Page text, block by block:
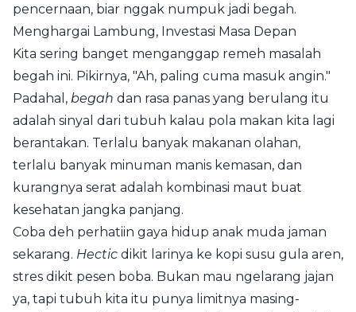
pencernaan, biar nggak numpuk jadi begah.
Menghargai Lambung, Investasi Masa Depan
Kita sering banget menganggap remeh masalah
begah ini. Pikirnya, "Ah, paling cuma masuk angin."
Padahal, begah dan rasa panas yang berulang itu
adalah sinyal dari tubuh kalau pola makan kita lagi
berantakan. Terlalu banyak makanan olahan,
terlalu banyak minuman manis kemasan, dan
kurangnya serat adalah kombinasi maut buat
kesehatan jangka panjang.
Coba deh perhatiin gaya hidup anak muda jaman
sekarang. Hectic dikit larinya ke kopi susu gula aren,
stres dikit pesen boba. Bukan mau ngelarang jajan
ya, tapi tubuh kita itu punya limitnya masing-